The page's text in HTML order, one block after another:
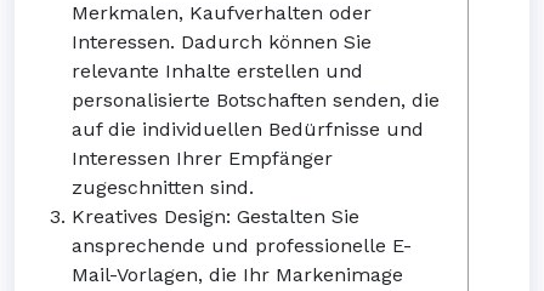
Merkmalen, Kaufverhalten oder
Interessen. Dadurch können Sie
relevante Inhalte erstellen und
personalisierte Botschaften senden, die
auf die individuellen Bedürfnisse und
Interessen Ihrer Empfänger
zugeschnitten sind.
Kreatives Design: Gestalten Sie
ansprechende und professionelle E-
Mail-Vorlagen, die Ihr Markenimage